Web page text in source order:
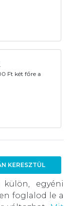
Ft két főre a
KERESZTÜL
egyéni
foglalod le a